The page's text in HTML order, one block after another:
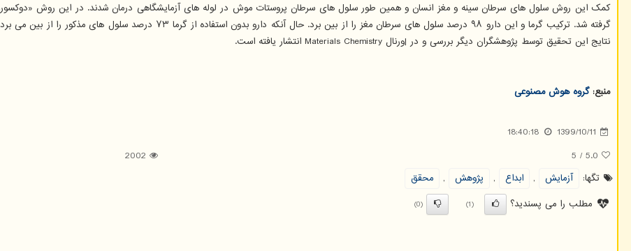
کمک این روش سلول های سرطان سینه و مغز انسان و همین طور سلول های سرطان پروستات موش در لوله های آزمایشگاهی درمان شدند. در این روش
نتایج این تحقیق توسط پژوهشگران دیگر بررسی و در |ورنال Materials Chemistry انتشار یافته است.
منبع:گروه هوش مصنوعی
1399/10/11
18:40:18
5.0
/
5
2002
تگها:
آزمایش , ابداع , پژوهش ,
محقق
مطلب را می پسندید؟
(1)
(0)